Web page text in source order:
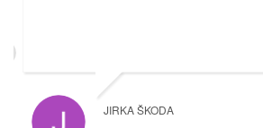
JIRKA ŠKODA
MIROSLAV SIXTA